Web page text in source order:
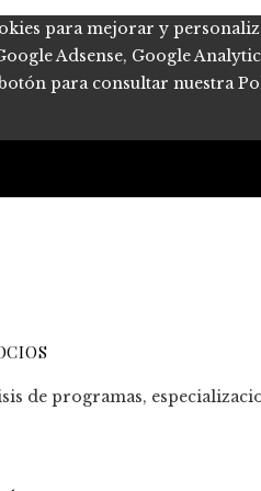
para mejorar y
Adsense, Google
para consultar nuestra
de programas,